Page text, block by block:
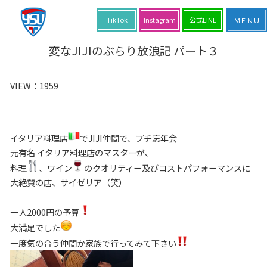
変なJIJIのぶらり放浪記 パート３
VIEW： 1959
イタリア料理店
でJIJI仲間で、プチ忘年会
元有名 イタリア料理店のマスターが、
料理
、ワイン
のクオリティー及びコストパフォーマンスに
大絶賛の店、サイゼリア（笑）
一人2000円の予算
大満足でした
一度気の合う仲間か家族で行ってみて下さい
公式LINE
Instagram
TikTok